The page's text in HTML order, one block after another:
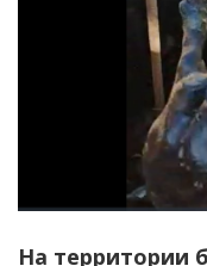
На территории